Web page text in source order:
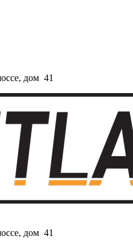
дом 41
дом 41